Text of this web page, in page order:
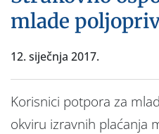
mlade
12. siječnja 2017.
Korisnici potpora za
okviru izravnih plaćanja